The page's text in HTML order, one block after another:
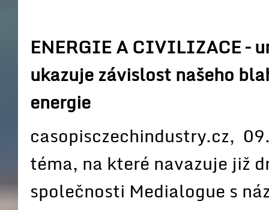
ENERGIE A CIVILIZACE –
ukazuje závislost našeho
energie
casopisczechindustry.cz,
téma, na které navazuje již
společnosti Medialogue s